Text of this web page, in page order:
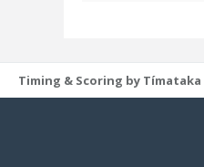
Timing & Scoring by Tímataka